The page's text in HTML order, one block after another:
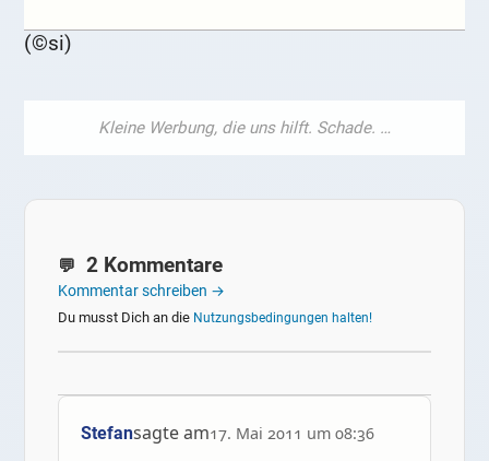
(©si)
2 Kommentare
Kommentar schreiben →
Du musst Dich an die Nutzungsbedingungen halten!
Stefansagte am17. Mai 2011 um 08:36